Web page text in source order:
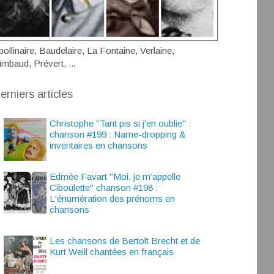
Baudelaire, La Fontaine, Verlaine,
Prévert, ...
articles
Christophe "Tant pis si j'en oublie" :
chanson #199 : Name-dropping &
inventaires en chansons
Edmée Favart "Moi, je m’appelle
Ciboulette" chanson #198 :
L'énumération des prénoms en
chansons
Les chansons de Bertolt Brecht et de
Kurt Weill chantées en français